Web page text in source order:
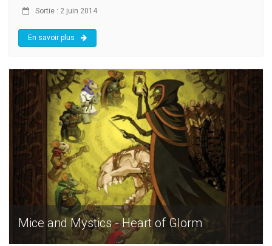
Sortie : 2 juin 2014
En savoir plus
Mice and Mystics - Heart of Glorm